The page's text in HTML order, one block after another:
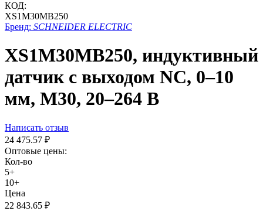
КОД:
XS1M30MB250
Бренд: SCHNEIDER ELECTRIC
XS1M30MB250, индуктивный
датчик с выходом NC, 0–10
мм, М30, 20–264 В
Написать отзыв
24 475.57 ₽
Оптовые цены:
Кол-во
5+
10+
Цена
22 843.65 ₽